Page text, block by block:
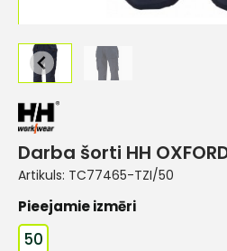
Darba šorti HH
Artikuls: TC77465-TZI/50
Pieejamie izmēri
50